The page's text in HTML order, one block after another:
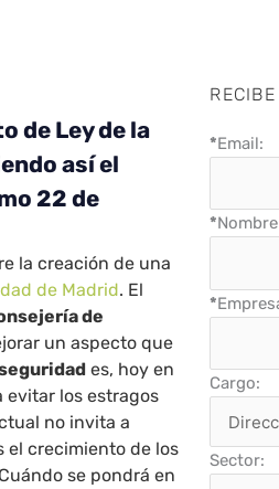
de Ley de la
así el
22 de
la creación de una
de Madrid. El
de
un aspecto que
es, hoy en
evitar los estragos
no invita a
el crecimiento de los
se pondrá en
*Email:
*
*
Cargo:
Sector: